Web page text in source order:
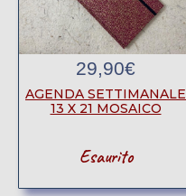
29,90€
AGENDA SETTIMANALE
13 X 21 MOSAICO
Esaurito